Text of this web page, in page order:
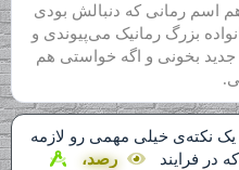
اسم رمانی که دنبالش بودی
بزرگ رمانیک می‌پیوندی و
بخونی و اگه خواستی هم
نکته‌ی خیلی مهمی رو لازمه
در فرایند
رصد،